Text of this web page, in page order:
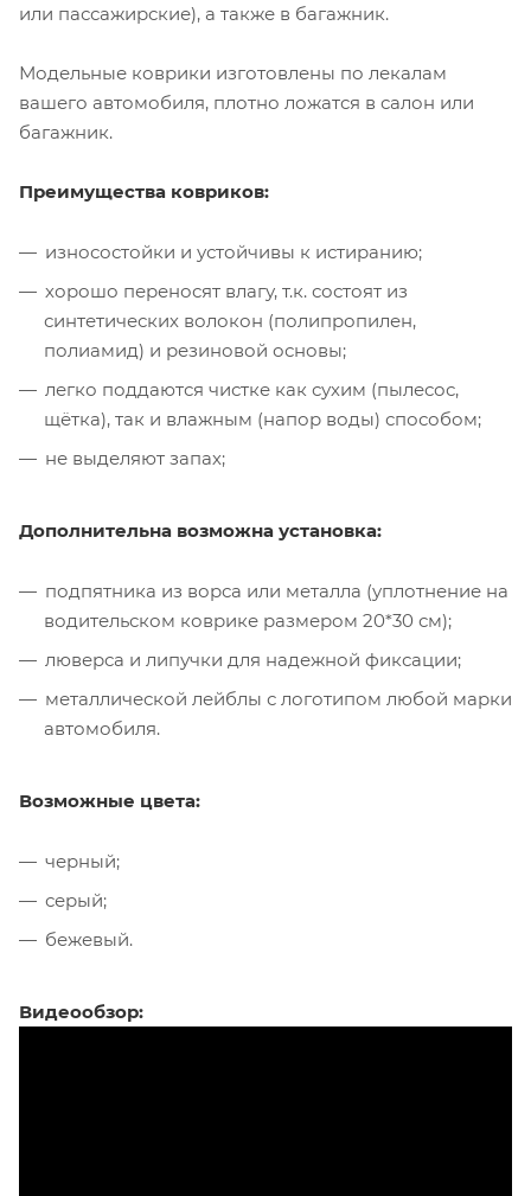
или пассажирские), а также в багажник.
Модельные коврики изготовлены по лекалам
вашего автомобиля, плотно ложатся в салон или
багажник.
Преимущества ковриков:
износостойки и устойчивы к истиранию;
хорошо переносят влагу, т.к. состоят из
синтетических волокон (полипропилен,
полиамид) и резиновой основы;
легко поддаются чистке как сухим (пылесос,
щётка), так и влажным (напор воды) способом;
не выделяют запах;
Дополнительна возможна установка:
подпятника из ворса или металла (уплотнение на
водительском коврике размером 20*30 см);
люверса и липучки для надежной фиксации;
металлической лейблы с логотипом любой марки
автомобиля.
Возможные цвета:
черный;
серый;
бежевый.
Видеообзор: